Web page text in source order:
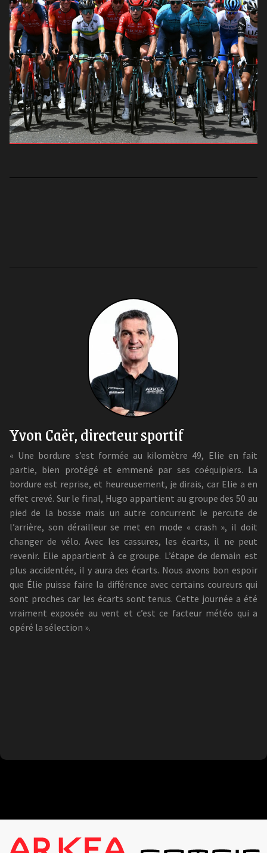
Yvon Caër, directeur sportif
« Une bordure s’est formée au kilomètre 49, Elie en fait
partie, bien protégé et emmené par ses coéquipiers. La
bordure est reprise, et heureusement, je dirais, car Elie a en
effet crevé. Sur le final, Hugo appartient au groupe des 50 au
pied de la bosse mais un autre concurrent le percute de
l’arrière, son dérailleur se met en mode « crash », il doit
changer de vélo. Avec les cassures, les écarts, il ne peut
revenir. Elie appartient à ce groupe. L’étape de demain est
plus accidentée, il y aura des écarts. Nous avons bon espoir
que Élie puisse faire la différence avec certains coureurs qui
sont proches car les écarts sont tenus. Cette journée a été
vraiment exposée au vent et c’est ce facteur météo qui a
opéré la sélection ».